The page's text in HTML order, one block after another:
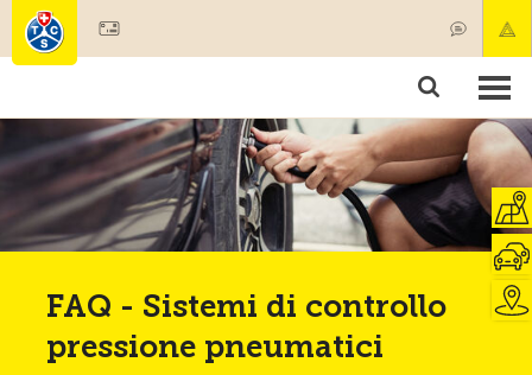
Societariato & prestazioni
Test, sicurezza & salute
FAQ - Sistemi di controllo
pressione pneumatici